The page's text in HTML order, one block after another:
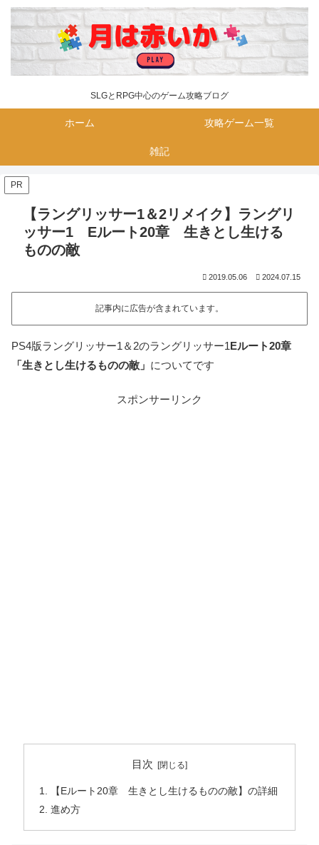
SLGとRPG中心のゲーム攻略ブログ
ホーム 攻略ゲーム一覧
雑記
PR
【ラングリッサー1＆2リメイク】ラングリ
ッサー1 Eルート20章 生きとし生ける
ものの敵
2019.05.06 2024.07.15
記事内に広告が含まれています。
PS4版ラングリッサー1＆2のラングリッサー1Eルート20章
「生きとし生けるものの敵」 についてです
スポンサーリンク
目次
【Eルート20章 生きとし生けるものの敵】の詳細
進め方